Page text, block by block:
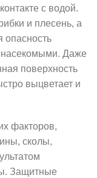
с водой.
и плесень, а
опасность
насекомыми. Даже
поверхность
выцветает и
факторов,
сколы,
Защитные